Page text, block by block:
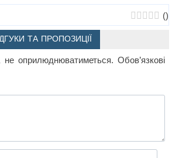
()
ТА ПРОПОЗИЦІЇ
оприлюднюватиметься. Обов’язкові